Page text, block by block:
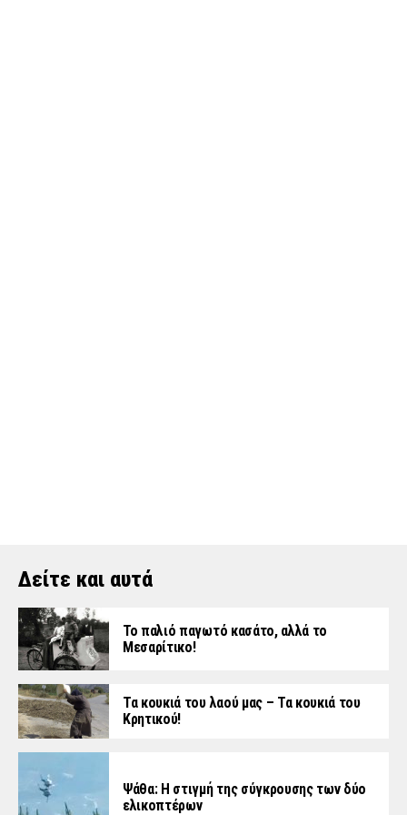
Δείτε και αυτά
Το παλιό παγωτό κασάτο, αλλά το
Μεσαρίτικο!
Τα κουκιά του λαού μας – Τα κουκιά του
Κρητικού!
Ψάθα: Η στιγμή της σύγκρουσης των δύο
ελικοπτέρων